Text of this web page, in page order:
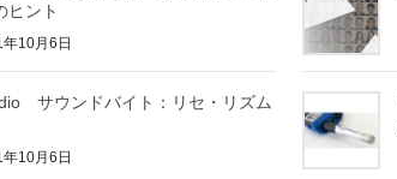
ヒント
10月6日
サウンドバイト：リセ・リズム
10月6日